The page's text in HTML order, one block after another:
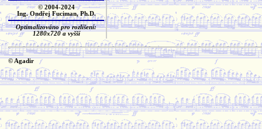
© 2004-2024
Ing. Ondřej Fuciman, Ph.D.
Optimalizováno pro rozlišení:
1280x720 a vyšší
© Agadir